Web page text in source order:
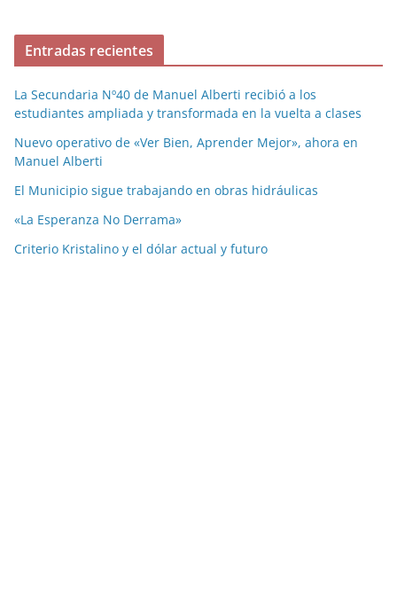
Entradas recientes
La Secundaria Nº40 de Manuel Alberti recibió a los
estudiantes ampliada y transformada en la vuelta a clases
Nuevo operativo de «Ver Bien, Aprender Mejor», ahora en
Manuel Alberti
El Municipio sigue trabajando en obras hidráulicas
«La Esperanza No Derrama»
Criterio Kristalino y el dólar actual y futuro